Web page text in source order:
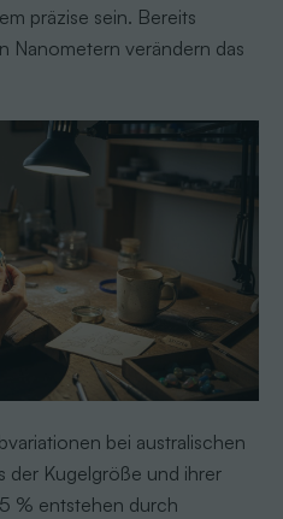
präzise sein. Bereits
Nanometern verändern das
bei australischen
der Kugelgröße und ihrer
% entstehen durch